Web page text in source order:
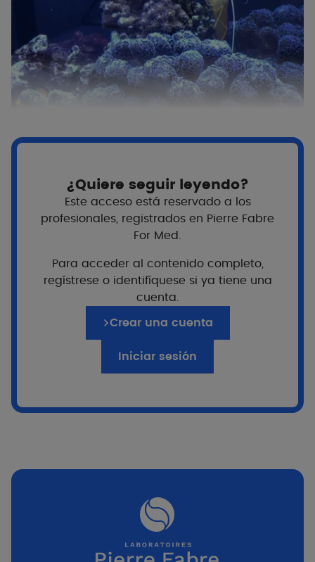
Para Eau Thermale Avène, esto significatantos
compromisos firmes como opcionesconcretas.
Los tratamientos solares Avène se formulan
eficacia y tolerancia óptima,incluso para las
pieles más frágiles.
Océanologique de Banyuls-sur-Mer, socio del
una especie de zooplancton- a concentraciones
medio ambiente para los filtros solares.TriAsorB™
fue probado utilizando las mismas metodologías y
por los mismos investigadores que en las
¿Quiere seguir leyendo?
Este acceso está reservado a los
profesionales, registrados en Pierre Fabre
For Med.
Para acceder al contenido completo,
regístrese o identifíquese si ya tiene una
cuenta.
Crear una cuenta
Iniciar sesión